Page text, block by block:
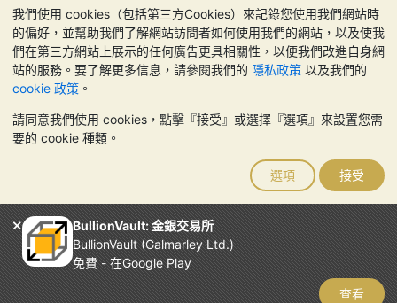
我們使用 cookies（包括第三方Cookies）來記錄您使用我們網站時
的偏好，並幫助我們了解網站訪問者如何使用我們的網站，以及使我
們在第三方網站上展示的任何廣告更具相關性，以便我們改進自身網
站的服務。要了解更多信息，請參閱我們的 隱私政策 以及我們的
cookie 政策 。
請同意我們使用 cookies，點擊『接受』或選擇『選項』來設置您需
要的 cookie 種類。
選項 接受
BullionVault: 金銀交易所
BullionVault (Galmarley Ltd.)
免費 - 在Google Play
查看
辦公時間:
9am to 8:30pm (英國時間), 周一至周五
Galmarley Ltd T/A BullionVault
3 Shortlands (7th Floor)
London
W6 8DA
貴金屬的價值可能下跌也可能上漲。歷史趨勢不能保證未來
的價格走勢。BullionVault 網站及其任何通訊中的任何內容均不構成
投資建議。您應該考慮尋求專業建議，以確定投資並持有金條是否適
合您。
Galmarley Ltd，以 BullionVault 名義進行交易，在英格蘭和威爾斯
註冊，註冊號碼：4943684
BullionVault Ltd © 2026